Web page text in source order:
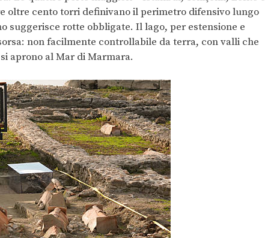
oltre cento torri definivano il perimetro difensivo lungo
suggerisce rotte obbligate. Il lago, per estensione e
non facilmente controllabile da terra, con valli che
aprono al Mar di Marmara.